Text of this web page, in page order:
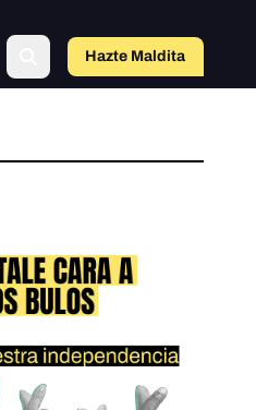
Hazte Maldita